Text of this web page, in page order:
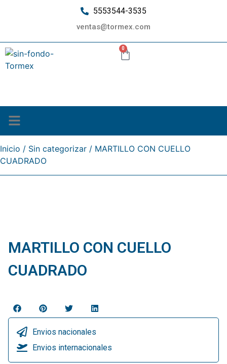
5553544-3535
ventas@tormex.com
0
Inicio / Sin categorizar / MARTILLO CON CUELLO
CUADRADO
MARTILLO CON CUELLO
CUADRADO
Envios nacionales
Envios internacionales